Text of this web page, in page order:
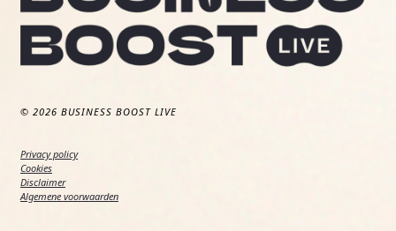
© 2026 BUSINESS BOOST LIVE
Privacy policy
Cookies
Disclaimer
Algemene voorwaarden